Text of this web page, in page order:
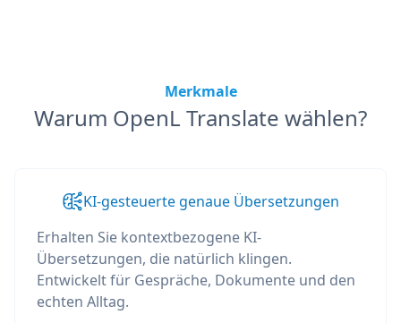
Merkmale
Warum OpenL Translate wählen?
KI-gesteuerte genaue Übersetzungen
Erhalten Sie kontextbezogene KI-
Übersetzungen, die natürlich klingen.
Entwickelt für Gespräche, Dokumente und den
echten Alltag.